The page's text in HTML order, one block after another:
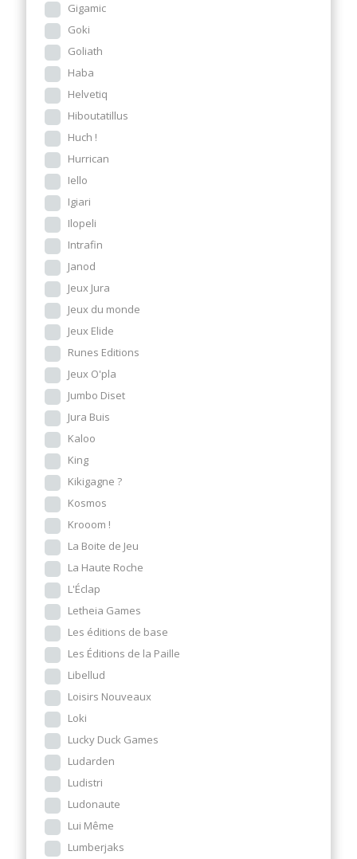
Gigamic
Goki
Goliath
Haba
Helvetiq
Hiboutatillus
Huch !
Hurrican
Iello
Igiari
Ilopeli
Intrafin
Janod
Jeux Jura
Jeux du monde
Jeux Elide
Runes Editions
Jeux O'pla
Jumbo Diset
Jura Buis
Kaloo
King
Kikigagne ?
Kosmos
Krooom !
La Boite de Jeu
La Haute Roche
L'Éclap
Letheia Games
Les éditions de base
Les Éditions de la Paille
Libellud
Loisirs Nouveaux
Loki
Lucky Duck Games
Ludarden
Ludistri
Ludonaute
Lui Même
Lumberjaks